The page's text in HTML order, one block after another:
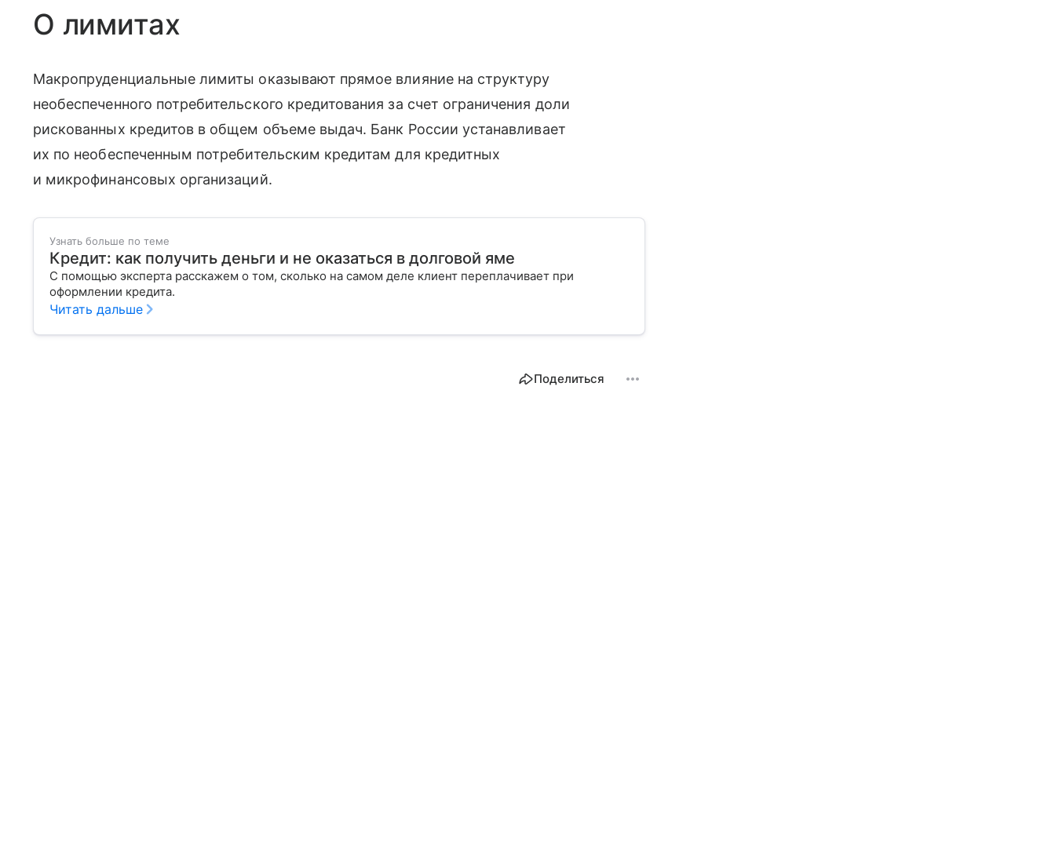
О лимитах
Макропруденциальные лимиты оказывают прямое влияние на структуру
необеспеченного потребительского кредитования за счет ограничения доли
рискованных кредитов в общем объеме выдач. Банк России устанавливает
их по необеспеченным потребительским кредитам для кредитных
и микрофинансовых организаций.
Узнать больше по теме
Кредит: как получить деньги и не оказаться в долговой яме
С помощью эксперта расскажем о том, сколько на самом деле клиент переплачивает при
оформлении кредита.
Читать дальше
Поделиться